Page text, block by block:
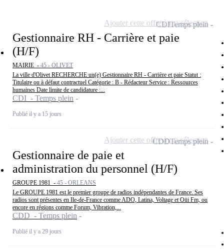
Gestionnaire RH - Carrière et paie
(H/F)
MAIRIE - 45 - OLIVET
La ville d'Olivet RECHERCHE un(e) Gestionnaire RH - Carrière et paie Statut :
Titulaire ou à défaut contractuel Catégorie : B - Rédacteur Service : Ressources
humaines Date limite de candidature :...
CDI - Temps plein
Publié il y a 15 jours
CDITemps plein
Ajouter cette offre à ma sélection
Gestionnaire de paie et
administration du personnel (H/F)
GROUPE 1981 - 45 - ORLEANS
Le GROUPE 1981 est le premier groupe de radios indépendantes de France. Ses
radios sont présentes en Ile-de-France comme ADO, Latina, Voltage et Oüi Fm, ou
encore en régions comme Forum, Vibration,...
CDD - Temps plein
Publié il y a 29 jours
CDDTemps plein
Ajouter cette offre à ma sélection